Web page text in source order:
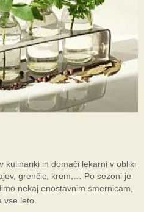
kulinariki in domači lekarni v obliki
grenčic, krem,… Po sezoni je
nekaj enostavnim smernicam,
vse leto.